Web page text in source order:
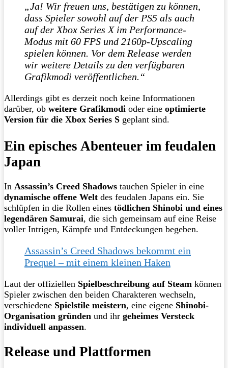
„Ja! Wir freuen uns, bestätigen zu können,
dass Spieler sowohl auf der PS5 als auch
auf der Xbox Series X im Performance-
Modus mit 60 FPS und 2160p-Upscaling
spielen können. Vor dem Release werden
wir weitere Details zu den verfügbaren
Grafikmodi veröffentlichen.“
Allerdings gibt es derzeit noch keine Informationen
darüber, ob weitere Grafikmodi oder eine optimierte
Version für die Xbox Series S geplant sind.
Ein episches Abenteuer im feudalen
Japan
In Assassin’s Creed Shadows tauchen Spieler in eine
dynamische offene Welt des feudalen Japans ein. Sie
schlüpfen in die Rollen eines tödlichen Shinobi und eines
legendären Samurai, die sich gemeinsam auf eine Reise
voller Intrigen, Kämpfe und Entdeckungen begeben.
Assassin’s Creed Shadows bekommt ein
Prequel – mit einem kleinen Haken
Laut der offiziellen Spielbeschreibung auf Steam können
Spieler zwischen den beiden Charakteren wechseln,
verschiedene Spielstile meistern, eine eigene Shinobi-
Organisation gründen und ihr geheimes Versteck
individuell anpassen.
Release und Plattformen